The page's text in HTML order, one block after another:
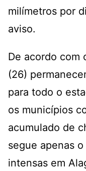
milímetros por
aviso.
De acordo com
(26)
para todo o
os municípios
acumulado de
segue apenas
intensas em